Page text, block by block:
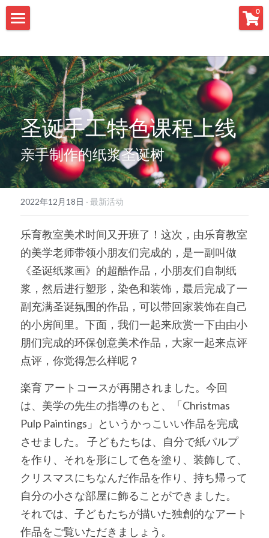
0
国际教育
赴日留学
国际合作学校
短期游学
日本足球青训
语学教室
乐育中文
学生募集
ダウンロード
人才派遣
日中翻译
联系我们
圣诞手工特色课程上线
亲手制作的纸浆圣诞树
2022年12月18日 · 最新活动
乐育教室美术时间又开班了！这次，由乐育教室
的美学老师带领小朋友们完成的，是一副叫做
《圣诞纸浆画》的超酷作品，小朋友们自制纸
浆，然后进行塑形，染色和装饰，最后完成了一
副充满圣诞氛围的作品，可以带回家装饰在自己
的小房间里。下面，我们一起来欣赏一下由由小
朋们完成的环保创意美术作品，大家一起来点评
点评，你觉得怎么样呢？
楽育 アートコースが再開されました。今回
は、美学の先生の指導のもと、「Christmas
Pulp Paintings」というかっこいい作品を完成
させました。 子どもたちは、自分で紙パルプ
を作り、それを形にして色を塗り、装飾して、
クリスマスにちなんだ作品を作り、持ち帰って
自分の小さな部屋に飾ることができました。
それでは、子どもたちが描いた独創的なアート
作品をご覧いただきましょう。
×
所有商品分类